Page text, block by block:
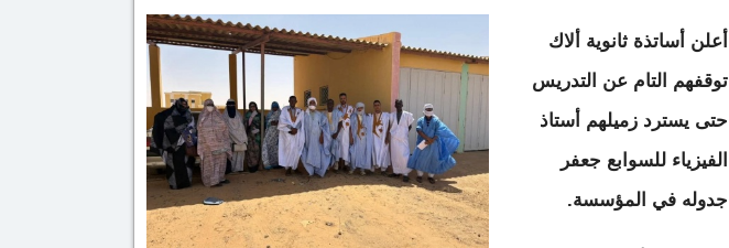
أعلن أساتذة ثانوية ألاك
توقفھم التام عن التدريس
حتى يسترد زميلهم أستاذ
الفيزياء للسوابع جعفر
جدوله في المؤسسة.